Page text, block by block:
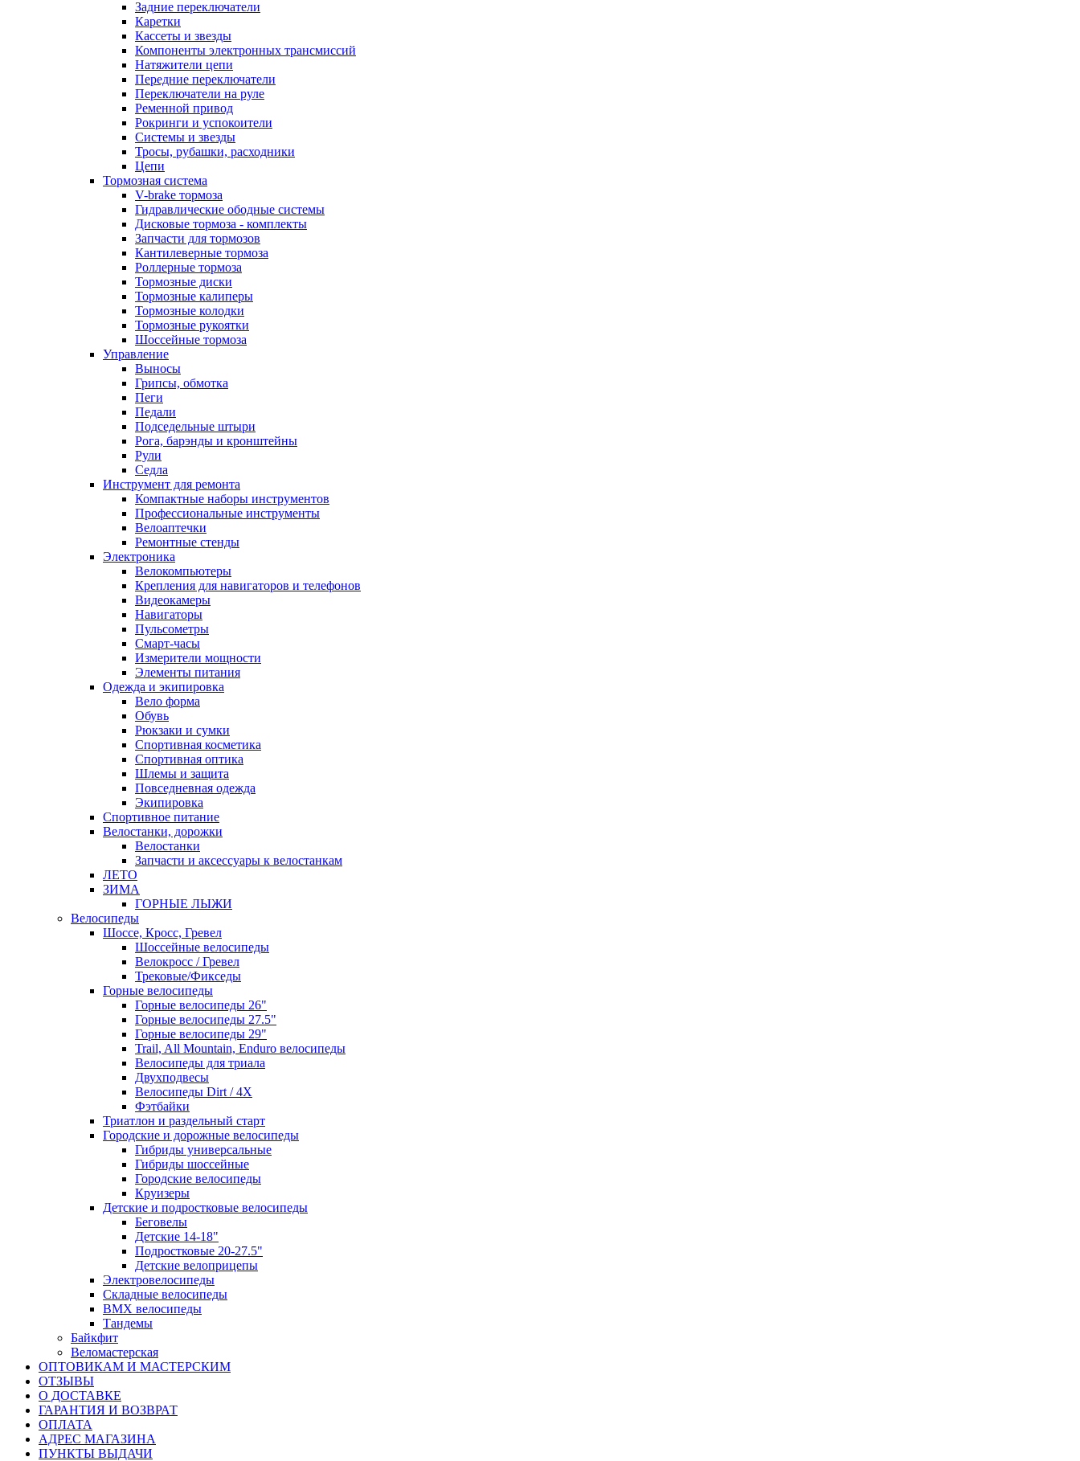
Задние переключатели
Каретки
Кассеты и звезды
Компоненты электронных трансмиссий
Натяжители цепи
Передние переключатели
Переключатели на руле
Ременной привод
Рокринги и успокоители
Системы и звезды
Тросы, рубашки, расходники
Цепи
Тормозная система
V-brake тормоза
Гидравлические ободные системы
Дисковые тормоза - комплекты
Запчасти для тормозов
Кантилеверные тормоза
Роллерные тормоза
Тормозные диски
Тормозные калиперы
Тормозные колодки
Тормозные рукоятки
Шоссейные тормоза
Управление
Выносы
Грипсы, обмотка
Пеги
Педали
Подседельные штыри
Рога, барэнды и кронштейны
Рули
Седла
Инструмент для ремонта
Компактные наборы инструментов
Профессиональные инструменты
Велоаптечки
Ремонтные стенды
Электроника
Велокомпьютеры
Крепления для навигаторов и телефонов
Видеокамеры
Навигаторы
Пульсометры
Смарт-часы
Измерители мощности
Элементы питания
Одежда и экипировка
Вело форма
Обувь
Рюкзаки и сумки
Спортивная косметика
Спортивная оптика
Шлемы и защита
Повседневная одежда
Экипировка
Спортивное питание
Велостанки, дорожки
Велостанки
Запчасти и аксессуары к велостанкам
ЛЕТО
ЗИМА
ГОРНЫЕ ЛЫЖИ
Велосипеды
Шоссе, Кросс, Гревел
Шоссейные велосипеды
Велокросс / Гревел
Трековые/Фикседы
Горные велосипеды
Горные велосипеды 26"
Горные велосипеды 27.5"
Горные велосипеды 29"
Trail, All Mountain, Enduro велосипеды
Велосипеды для триала
Двухподвесы
Велосипеды Dirt / 4X
Фэтбайки
Триатлон и раздельный старт
Городские и дорожные велосипеды
Гибриды универсальные
Гибриды шоссейные
Городские велосипеды
Круизеры
Детские и подростковые велосипеды
Беговелы
Детские 14-18"
Подростковые 20-27.5"
Детские велоприцепы
Электровелосипеды
Складные велосипеды
BMX велосипеды
Тандемы
Байкфит
Веломастерская
ОПТОВИКАМ И МАСТЕРСКИМ
ОТЗЫВЫ
О ДОСТАВКЕ
ГАРАНТИЯ И ВОЗВРАТ
ОПЛАТА
АДРЕС МАГАЗИНА
ПУНКТЫ ВЫДАЧИ